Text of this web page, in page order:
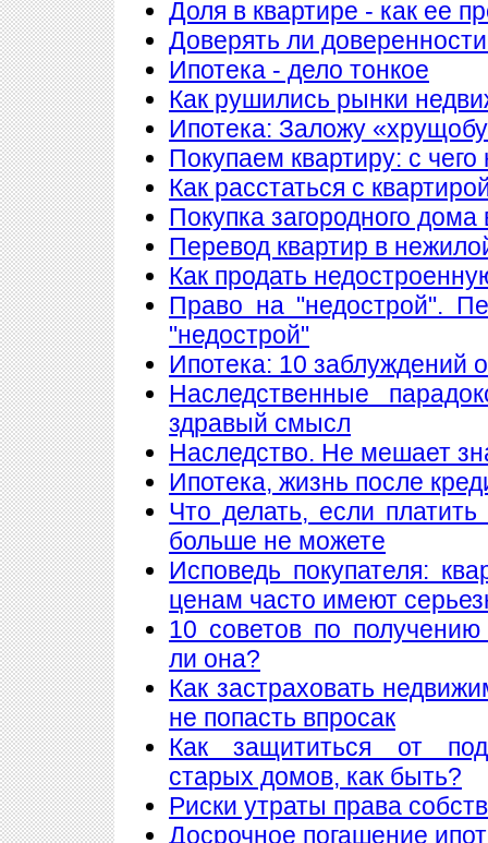
Доля в квартире - как ее
Доверять ли
Ипотека - дело тонкое
Как рушились рынки
Ипотека: Заложу
Покупаем квартиру: с чего
Как расстаться с
Покупка загородного дома
Перевод квартир в
Как продать
Право на "недострой".
"недострой"
Ипотека: 10 заблуждений
Наследственные
здравый смысл
Наследство. Не мешает
Ипотека, жизнь после
Что делать, если
больше не можете
Исповедь покупателя:
ценам часто имеют
10 советов по
ли она?
Как застраховать
не попасть впросак
Как защититься от
старых домов, как быть?
Риски утраты права
Досрочное погашение